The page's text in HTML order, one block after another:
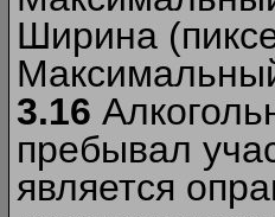
Ширина
3.16
пребывал
является